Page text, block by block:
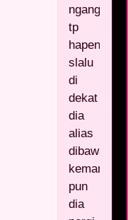
ngangkat,
tp
hapenya
slalu
di
dekat
dia
alias
dibawa
kemana
pun
dia